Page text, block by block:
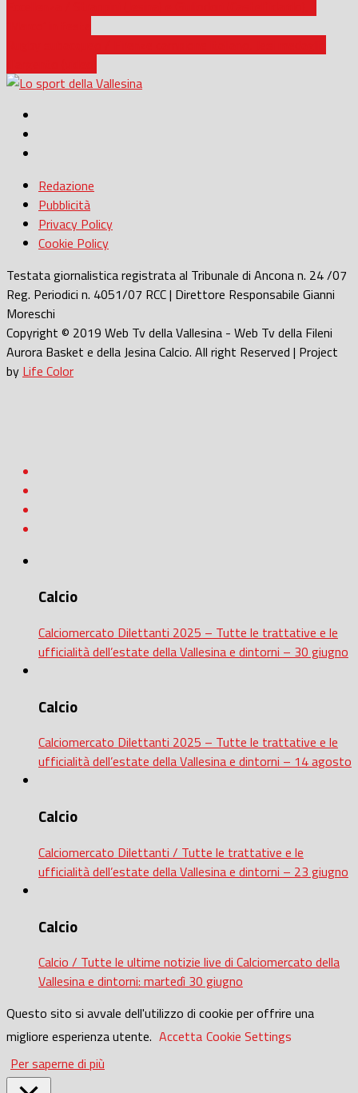
Redazione
Pubblicità
Privacy Policy
Cookie Policy
Testata giornalistica registrata al Tribunale di Ancona n. 24 /07
Reg. Periodici n. 4051/07 RCC | Direttore Responsabile Gianni
Moreschi
Copyright © 2019 Web Tv della Vallesina - Web Tv della Fileni
Aurora Basket e della Jesina Calcio. All right Reserved | Project
by Life Color
Calcio
Calciomercato Dilettanti 2025 – Tutte le trattative e le
ufficialità dell’estate della Vallesina e dintorni – 30 giugno
Calcio
Calciomercato Dilettanti 2025 – Tutte le trattative e le
ufficialità dell’estate della Vallesina e dintorni – 14 agosto
Calcio
Calciomercato Dilettanti / Tutte le trattative e le
ufficialità dell’estate della Vallesina e dintorni – 23 giugno
Calcio
Calcio / Tutte le ultime notizie live di Calciomercato della
Vallesina e dintorni: martedì 30 giugno
Questo sito si avvale dell'utilizzo di cookie per offrire una
migliore esperienza utente. Accetta Cookie Settings
Per saperne di più